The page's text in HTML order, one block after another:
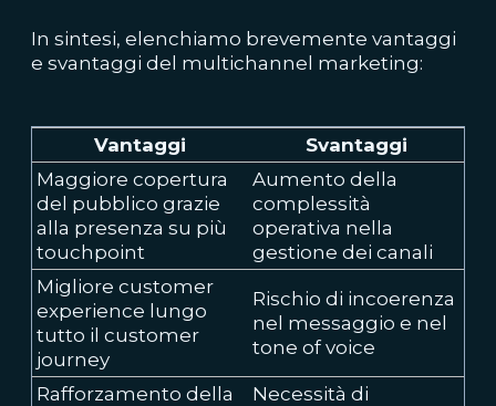
In sintesi, elenchiamo brevemente vantaggi
e svantaggi del multichannel marketing:
Vantaggi
Svantaggi
Maggiore copertura
del pubblico grazie
alla presenza su più
touchpoint
Aumento della
complessità
operativa nella
gestione dei canali
Migliore customer
experience lungo
tutto il customer
journey
Rischio di incoerenza
nel messaggio e nel
tone of voice
Rafforzamento della
Necessità di